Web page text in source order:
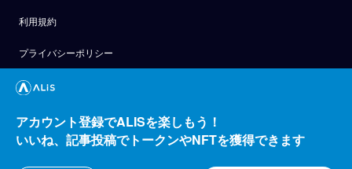
利用規約
プライバシーポリシー
公式アナウンス
技術ブログ
API
アカウント登録でALISを楽しもう！
いいね、記事投稿でトークンやNFTを獲得できます